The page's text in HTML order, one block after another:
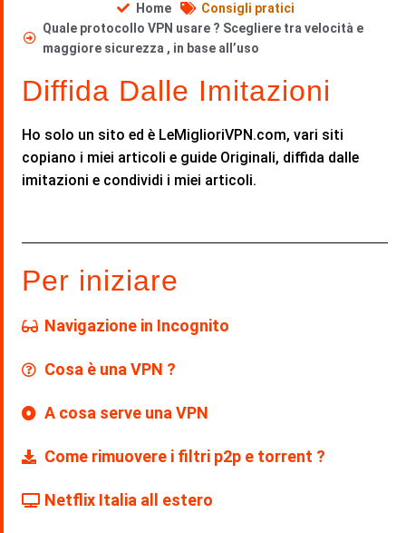
Home
Consigli pratici
Quale protocollo VPN usare ? Scegliere tra velocità e
maggiore sicurezza , in base all’uso
Diffida Dalle Imitazioni
Ho solo un sito ed è LeMiglioriVPN.com, vari siti
copiano i miei articoli e guide Originali, diffida dalle
imitazioni e condividi i miei articoli.
Per iniziare
Navigazione in Incognito
Cosa è una VPN ?
A cosa serve una VPN
Come rimuovere i filtri p2p e torrent ?
Netflix Italia all estero